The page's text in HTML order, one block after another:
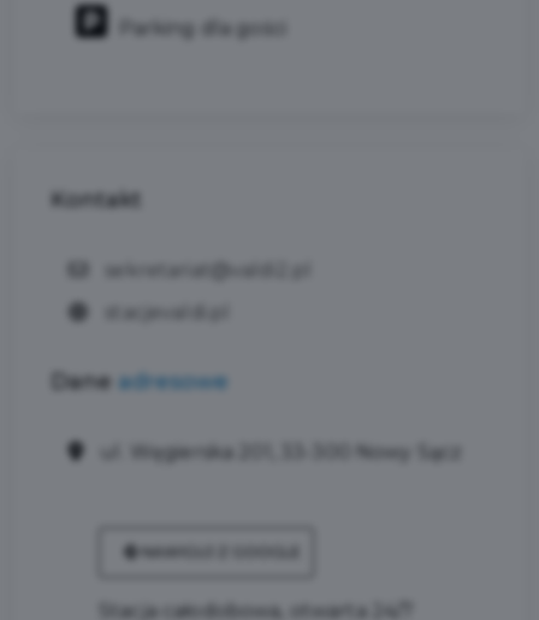
Parking dla gości
Kontakt
sekretariat@valdi2.pl
stacjevaldi.pl
Dane adresowe
ul. Węgierska 201, 33-300 Nowy Sącz
Stacja całodobowa, otwarta 24/7